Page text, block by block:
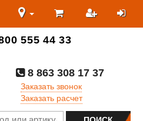
555 44 33
8 863 308 17 37
Заказать звонок
Заказать расчет